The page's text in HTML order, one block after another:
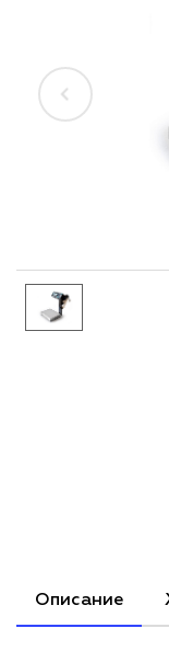
Описание